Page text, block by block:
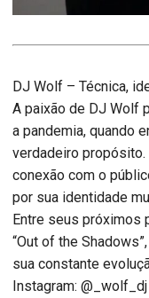
DJ Wolf – Técnica,
A paixão de DJ Wolf
a pandemia, quando
verdadeiro
conexão com o
por sua identidade
Entre seus próximos
“Out of the
sua constante
Instagram: @_wolf_dj